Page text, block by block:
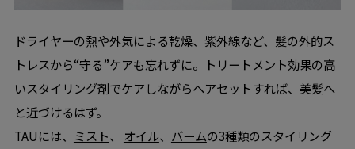
ドライヤーの熱や外気による乾燥、紫外線など、髪の外的ス
トレスから“守る”ケアも忘れずに。トリートメント効果の高
いスタイリング剤でケアしながらヘアセットすれば、美髪へ
と近づけるはず。
TAUには、​​ ミスト、 オイル、 バームの3種類のスタイリング